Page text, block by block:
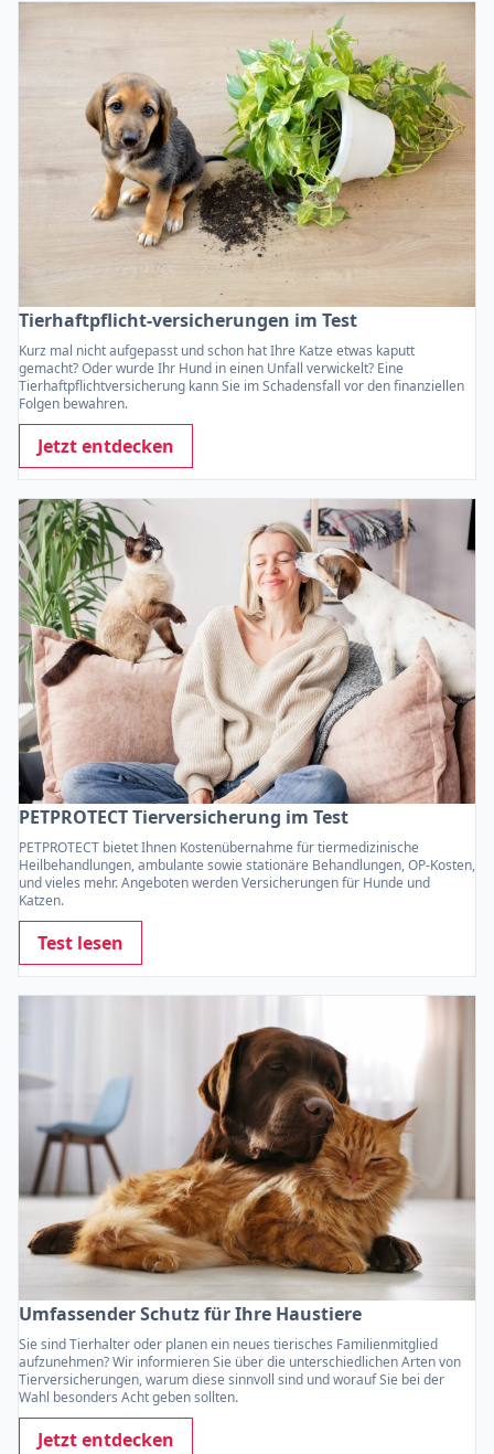
Tierhaftpflicht-versicherungen im Test
Kurz mal nicht aufgepasst und schon hat Ihre Katze etwas kaputt
gemacht? Oder wurde Ihr Hund in einen Unfall verwickelt? Eine
Tierhaftpflichtversicherung kann Sie im Schadensfall vor den finanziellen
Folgen bewahren.
Jetzt entdecken
PETPROTECT Tierversicherung im Test
PETPROTECT bietet Ihnen Kostenübernahme für tiermedizinische
Heilbehandlungen, ambulante sowie stationäre Behandlungen, OP-Kosten,
und vieles mehr. Angeboten werden Versicherungen für Hunde und
Katzen.
Test lesen
Umfassender Schutz für Ihre Haustiere
Sie sind Tierhalter oder planen ein neues tierisches Familienmitglied
aufzunehmen? Wir informieren Sie über die unterschiedlichen Arten von
Tierversicherungen, warum diese sinnvoll sind und worauf Sie bei der
Wahl besonders Acht geben sollten.
Jetzt entdecken